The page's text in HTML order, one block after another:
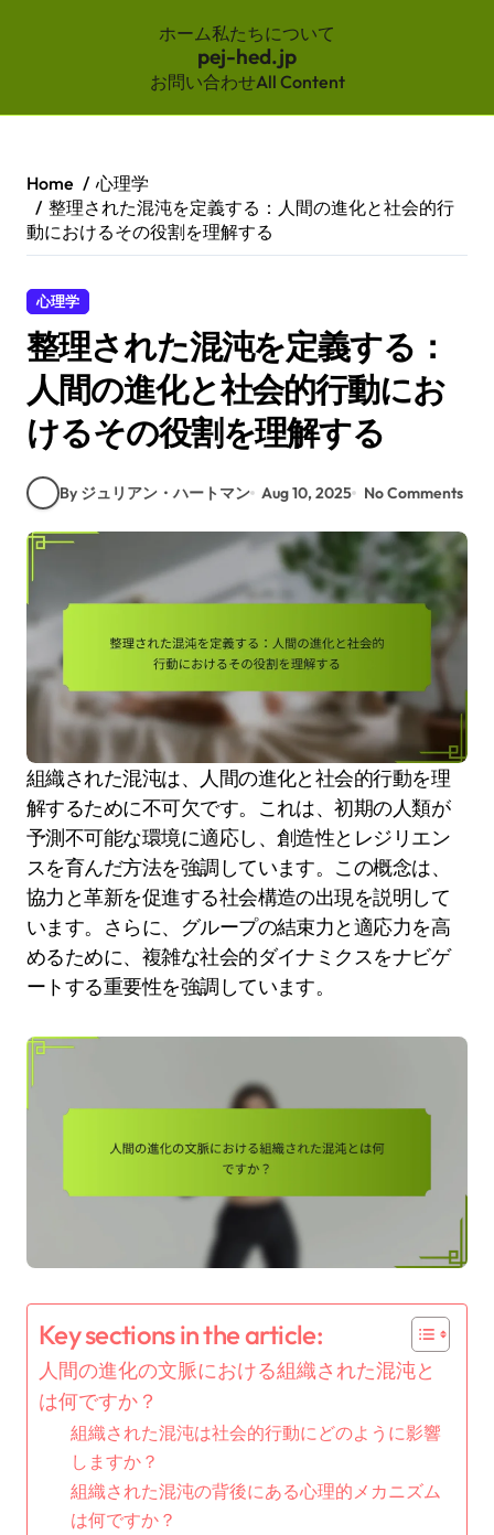
ホーム私たちについて
pej-hed.jp
お問い合わせAll Content
content
Home
心理学
整理された混沌を定義する：人間の進化と社会的行
動におけるその役割を理解する
心理学
整理された混沌を定義する：
人間の進化と社会的行動にお
けるその役割を理解する
By ジュリアン・ハートマン Aug 10, 2025 No Comments
組織された混沌は、人間の進化と社会的行動を理
解するために不可欠です。これは、初期の人類が
予測不可能な環境に適応し、創造性とレジリエン
スを育んだ方法を強調しています。この概念は、
協力と革新を促進する社会構造の出現を説明して
います。さらに、グループの結束力と適応力を高
めるために、複雑な社会的ダイナミクスをナビゲ
ートする重要性を強調しています。
Key sections in the article:
人間の進化の文脈における組織された混沌と
は何ですか？
組織された混沌は社会的行動にどのように影響
しますか？
組織された混沌の背後にある心理的メカニズム
は何ですか？